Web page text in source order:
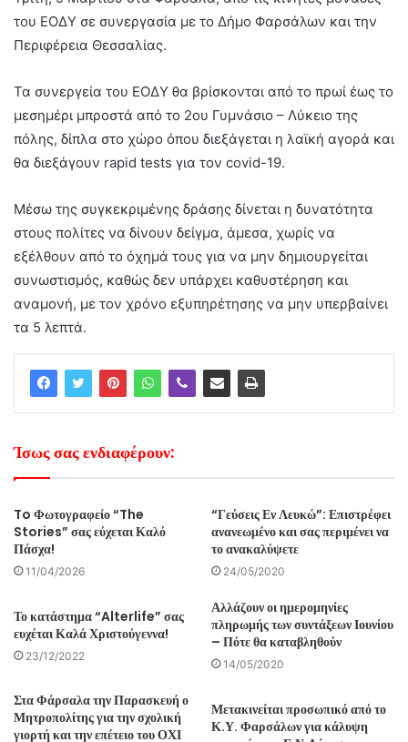
του ΕΟΔΥ σε συνεργασία με το Δήμο Φαρσάλων και την
Περιφέρεια Θεσσαλίας.
Τα συνεργεία του ΕΟΔΥ θα βρίσκονται από το πρωί έως το
μεσημέρι μπροστά από το 2ου Γυμνάσιο – Λύκειο της
πόλης, δίπλα στο χώρο όπου διεξάγεται η λαϊκή αγορά και
θα διεξάγουν rapid tests για τον covid-19.
Μέσω της συγκεκριμένης δράσης δίνεται η δυνατότητα
στους πολίτες να δίνουν δείγμα, άμεσα, χωρίς να
εξέλθουν από το όχημά τους για να μην δημιουργείται
συνωστισμός, καθώς δεν υπάρχει καθυστέρηση και
αναμονή, με τον χρόνο εξυπηρέτησης να μην υπερβαίνει
τα 5 λεπτά.
Ίσως σας ενδιαφέρουν:
To Φωτογραφείο “The
Stories” σας εύχεται Καλό
Πάσχα!
11/04/2026
“Γεύσεις Εν Λευκώ”: Επιστρέφει
ανανεωμένο και σας περιμένει να
το ανακαλύψετε
24/05/2020
Το κατάστημα “Alterlife” σας
ευχέται Καλά Χριστούγεννα!
23/12/2022
Αλλάζουν οι ημερομηνίες
πληρωμής των συντάξεων Ιουνίου
– Πότε θα καταβληθούν
14/05/2020
Στα Φάρσαλα την Παρασκευή ο
Μητροπολίτης για την σχολική
γιορτή και την επέτειο του ΟΧΙ
Μετακινείται προσωπικό από το
Κ.Υ. Φαρσάλων για κάλυψη